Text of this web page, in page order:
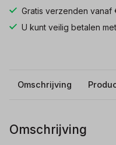
Gratis verzenden vanaf
U kunt veilig betalen
Omschrijving
Omschrijving